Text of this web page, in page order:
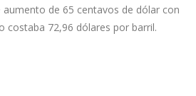
de 65 centavos de dólar con
costaba 72,96 dólares por barril.